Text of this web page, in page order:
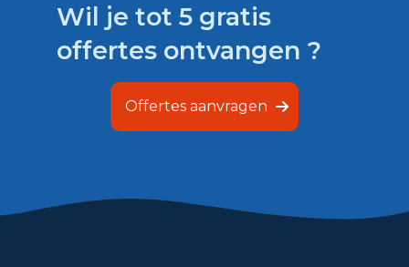
Wil je tot 5 gratis
offertes ontvangen ?
Offertes aanvragen